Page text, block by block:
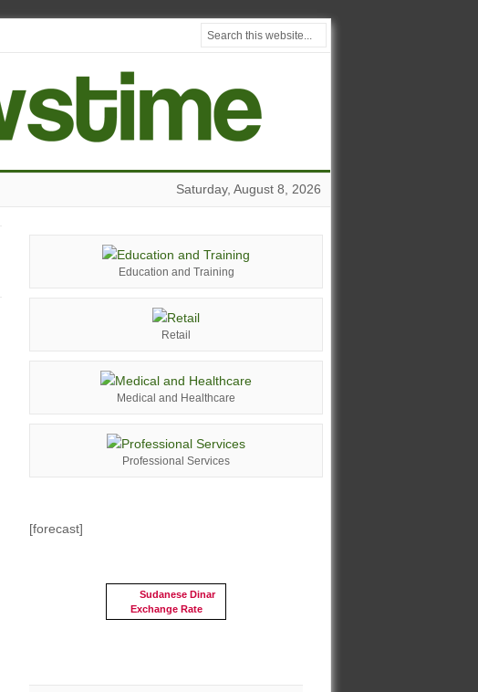
Saturday, August 8, 2026
Education and Training
Retail
Medical and Healthcare
Professional Services
[forecast]
Sudanese Dinar
Exchange Rate